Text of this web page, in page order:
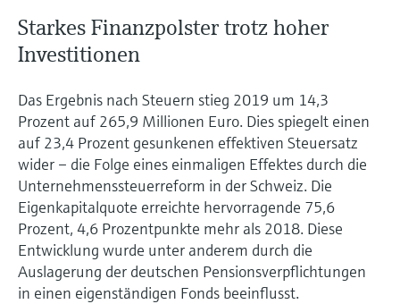
Starkes Finanzpolster trotz hoher
Investitionen
Das Ergebnis nach Steuern stieg 2019 um 14,3
Prozent auf 265,9 Millionen Euro. Dies spiegelt einen
auf 23,4 Prozent gesunkenen effektiven Steuersatz
wider – die Folge eines einmaligen Effektes durch die
Unternehmenssteuerreform in der Schweiz. Die
Eigenkapitalquote erreichte hervorragende 75,6
Prozent, 4,6 Prozentpunkte mehr als 2018. Diese
Entwicklung wurde unter anderem durch die
Auslagerung der deutschen Pensionsverpflichtungen
in einen eigenständigen Fonds beeinflusst.